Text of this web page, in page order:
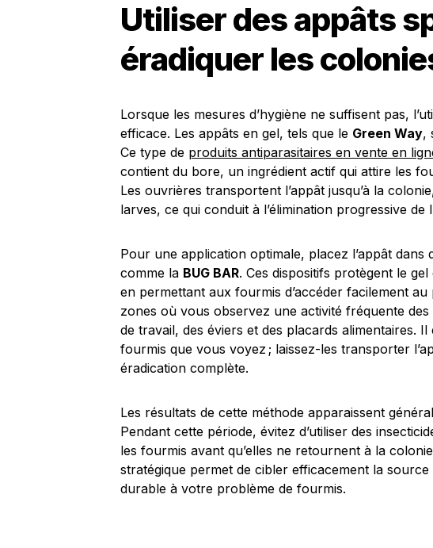
Utiliser des appâts
éradiquer les
Lorsque les mesures d’hygiène ne suffisent pas,
efficace. Les appâts en gel, tels que le Green Way,
Ce type de produits antiparasitaires en vente en
contient du bore, un ingrédient actif qui attire les
Les ouvrières transportent l’appât jusqu’à la
larves, ce qui conduit à l’élimination progressive de
Pour une application optimale, placez l’appât dans
comme la BUG BAR. Ces dispositifs protègent le
en permettant aux fourmis d’accéder facilement
zones où vous observez une activité fréquente
de travail, des éviers et des placards alimentaires.
fourmis que vous voyez ; laissez-les transporter
éradication complète.
Les résultats de cette méthode apparaissent
Pendant cette période, évitez d’utiliser des
les fourmis avant qu’elles ne retournent à la
stratégique permet de cibler efficacement la
durable à votre problème de fourmis.